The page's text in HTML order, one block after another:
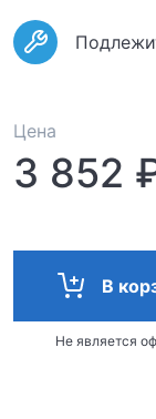
Цена
3 852
В
Не является